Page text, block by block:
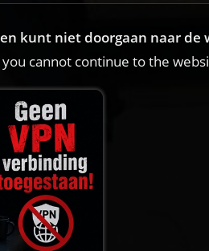
kunt niet doorgaan naar de
cannot continue to the